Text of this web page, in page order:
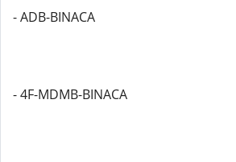
- ADB-BINACA
- 4F-MDMB-BINACA